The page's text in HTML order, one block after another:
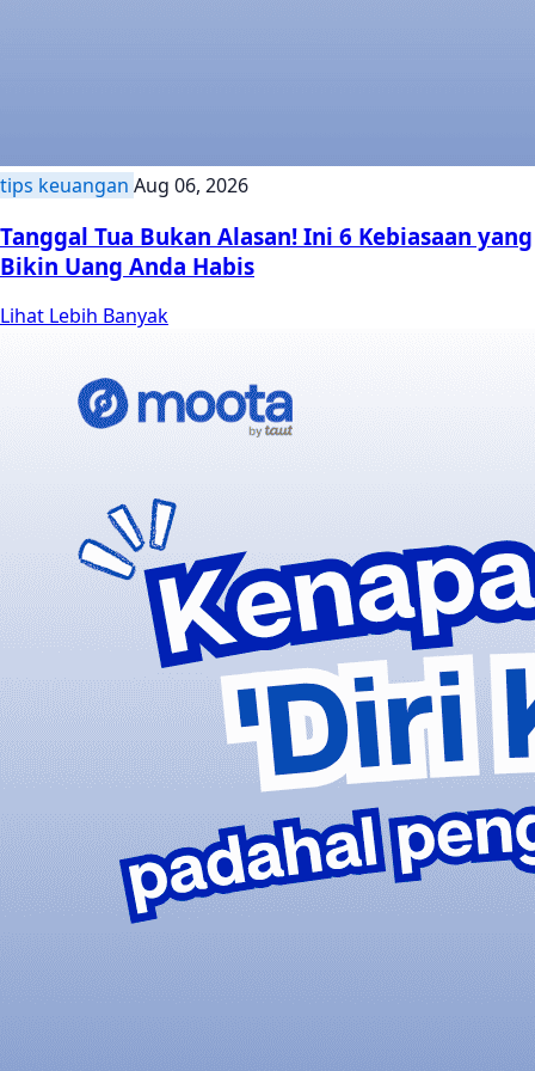
tips keuangan Aug 06, 2026
Tanggal Tua Bukan Alasan! Ini 6 Kebiasaan yang
Bikin Uang Anda Habis
Lihat Lebih Banyak